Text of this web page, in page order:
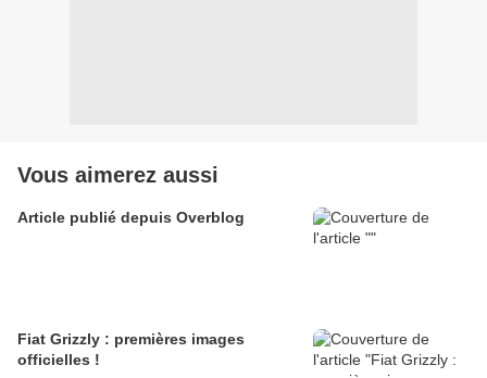
Vous aimerez aussi
Article publié depuis Overblog
Fiat Grizzly : premières images
officielles !